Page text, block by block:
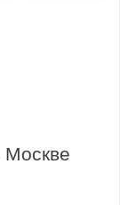
Москве